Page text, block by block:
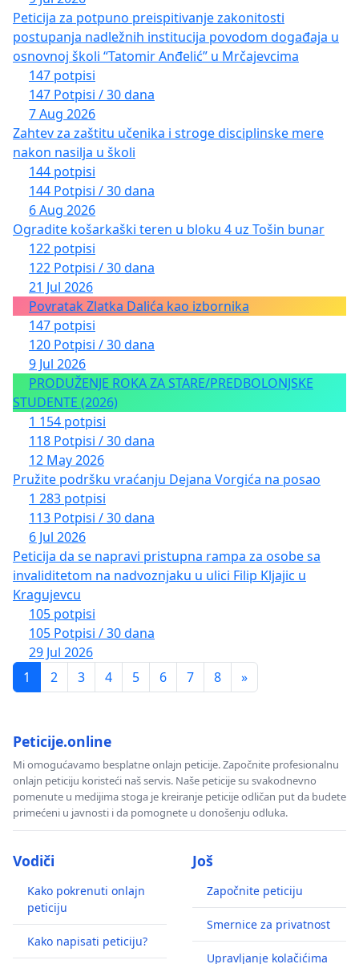
Peticija za potpuno preispitivanje zakonitosti
postupanja nadležnih institucija povodom događaja u
osnovnoj školi “Tatomir Anđelić” u Mrčajevcima
147 potpisi
147 Potpisi / 30 dana
7 Aug 2026
Zahtev za zaštitu učenika i stroge disciplinske mere
nakon nasilja u školi
144 potpisi
144 Potpisi / 30 dana
6 Aug 2026
Ogradite košarkaški teren u bloku 4 uz Tošin bunar
122 potpisi
122 Potpisi / 30 dana
21 Jul 2026
Povratak Zlatka Dalića kao izbornika
147 potpisi
120 Potpisi / 30 dana
9 Jul 2026
PRODUŽENJE ROKA ZA STARE/PREDBOLONJSKE
STUDENTE (2026)
1 154 potpisi
118 Potpisi / 30 dana
12 May 2026
Pružite podršku vraćanju Dejana Vorgića na posao
1 283 potpisi
113 Potpisi / 30 dana
6 Jul 2026
Peticija da se napravi pristupna rampa za osobe sa
invaliditetom na nadvoznjaku u ulici Filip Kljajic u
Kragujevcu
105 potpisi
105 Potpisi / 30 dana
29 Jul 2026
1
2 3 4 5 6 7 8 »
Peticije.online
Mi omogućavamo besplatne onlajn peticije. Započnite profesionalnu
onlajn peticiju koristeći naš servis. Naše peticije su svakodnevno
pomenute u medijima stoga je kreiranje peticije odličan put da budete
primećeni u javnosti i da pomognete u donošenju odluka.
Vodiči
Kako pokrenuti onlajn
peticiju
Kako napisati peticiju?
Još
Započnite peticiju
Smernice za privatnost
Upravljanje kolačićima